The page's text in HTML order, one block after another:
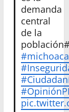
demanda
central
de la